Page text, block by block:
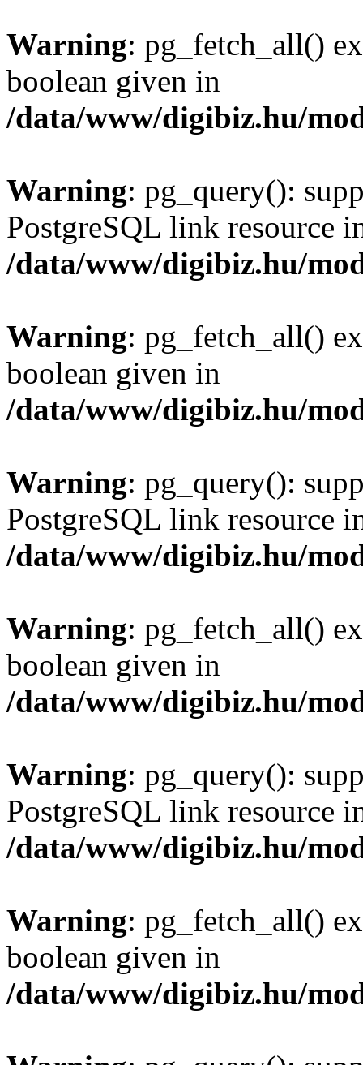
Warning: pg_fetch_all()
boolean given in
/data/www/digibiz.hu/
Warning: pg_query():
PostgreSQL link resource
/data/www/digibiz.hu/
Warning: pg_fetch_all()
boolean given in
/data/www/digibiz.hu/
Warning: pg_query():
PostgreSQL link resource
/data/www/digibiz.hu/
Warning: pg_fetch_all()
boolean given in
/data/www/digibiz.hu/
Warning: pg_query():
PostgreSQL link resource
/data/www/digibiz.hu/
Warning: pg_fetch_all()
boolean given in
/data/www/digibiz.hu/